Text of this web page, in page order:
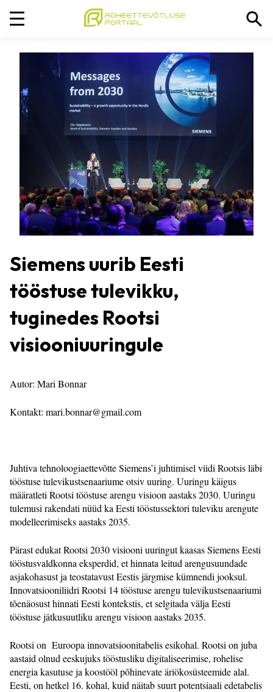
Siemens uurib Eesti
tööstuse tulevikku,
tuginedes Rootsi
visiooniuuringule
Autor: Mari Bonnar
Kontakt: mari.bonnar@gmail.com
Juhtiva tehnoloogiaettevõtte Siemens’i juhtimisel viidi Rootsis läbi
tööstuse tulevikustsenaariume otsiv uuring. Uuringu käigus
määratleti Rootsi tööstuse arengu visioon aastaks 2030. Uuringu
tulemusi rakendati nüüd ka Eesti tööstussektori tuleviku arengute
modelleerimiseks aastaks 2035.
Pärast edukat Rootsi 2030 visiooni uuringut kaasas Siemens Eesti
tööstusvaldkonna eksperdid, et hinnata leitud arengusuundade
asjakohasust ja teostatavust Eestis järgmise kümnendi jooksul.
Innovatsiooniliidri Rootsi 14 tööstuse arengu tulevikustsenaariumi
tõenäosust hinnati Eesti kontekstis, et selgitada välja Eesti
tööstuse jätkusuutliku arengu visioon aastaks 2035.
Rootsi on Euroopa innovatsioonitabelis esikohal. Rootsi on juba
aastaid olnud eeskujuks tööstusliku digitaliseerimise, rohelise
energia kasutuse ja koostööl põhinevate äriökosüsteemide alal.
Eesti, on hetkel 16. kohal, kuid näitab suurt potentsiaali edetabelis